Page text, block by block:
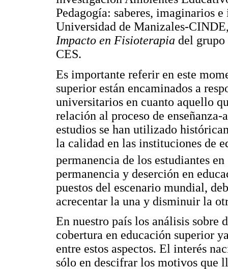
Pedagogía: saberes, imaginarios
Universidad de Manizales-
Impacto en Fisioterapia del
CES.
Es importante referir en este
superior están encaminados a
universitarios en cuanto aquello
relación al proceso de
estudios se han utilizado
la calidad en las instituciones de
permanencia de los estudiantes
permanencia y deserción en
puestos del escenario mundial,
acrecentar la una y disminuir la
En nuestro país los análisis sobre
cobertura en educación superior
entre estos aspectos. El interés
sólo en descifrar los motivos que